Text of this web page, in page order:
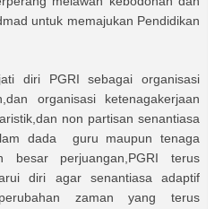
untuk memajukan Pendidikan
diri PGRI sebagai organisasi
organisasi ketenagakerjaan
non partisan senantiasa
dada guru maupun tenaga
besar perjuangan,PGRI terus
diri agar senantiasa adaptif
zaman yang terus